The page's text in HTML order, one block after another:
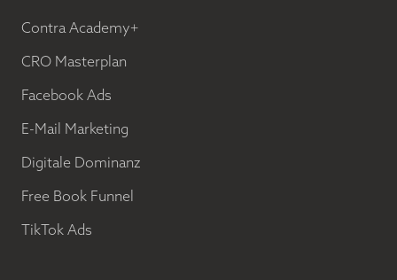
Contra Academy+
CRO Masterplan
Facebook Ads
E-Mail Marketing
Digitale Dominanz
Free Book Funnel
TikTok Ads